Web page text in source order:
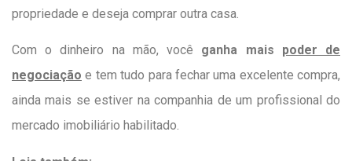
propriedade e deseja comprar outra casa.
Com o dinheiro na mão, você ganha mais poder de
negociação e tem tudo para fechar uma excelente compra,
ainda mais se estiver na companhia de um profissional do
mercado imobiliário habilitado.